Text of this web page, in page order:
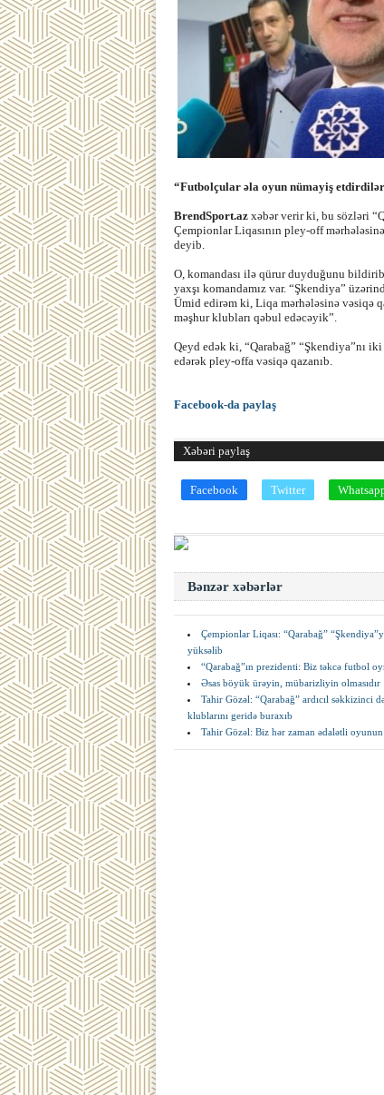
“Futbolçular əla oyun nümayiş
BrendSport.az xəbər verir ki, bu sözləri
Çempionlar Liqasının pley-off
deyib.
O, komandası ilə qürur duyduğunu
yaxşı komandamız var. “Şkendiya”
Ümid edirəm ki, Liqa mərhələsinə vəsiqə
məşhur klubları qəbul edəcəyik”.
Qeyd edək ki, “Qarabağ” “Şkendiya”nı
edərək pley-offa vəsiqə qazanıb.
Facebook-da paylaş
Xəbəri paylaş
Facebook Twitter
Bənzər xəbərlər
Çempionlar Liqası: “Qarabağ”
yüksəlib
“Qarabağ”ın prezidenti: Biz təkcə futbol
Əsas böyük ürəyin, mübarizliyin olmasıdır
Tahir Gözəl: “Qarabağ” ardıcıl səkkizinci
klublarını geridə buraxıb
Tahir Gözəl: Biz hər zaman ədalətli